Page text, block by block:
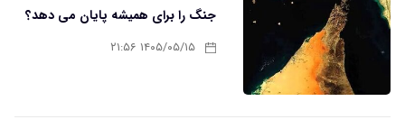
جنگ را برای همیشه پایان می دهد؟
۱۴۰۵/۰۵/۱۵ ۲۱:۵۶